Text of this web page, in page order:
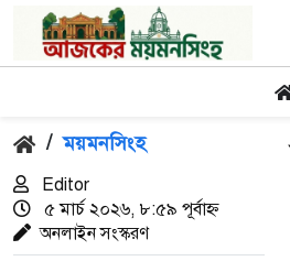
/ ময়মনসিংহ
Editor
৫ মার্চ ২০২৬, ৮:৫৯ পূর্বাহ্ন
অনলাইন সংস্করণ